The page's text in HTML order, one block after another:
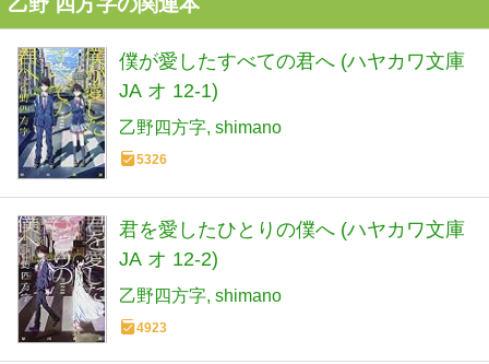
僕が愛したすべての君へ (ハヤカワ文庫
JA オ 12-1)
乙野四方字 shimano
5326
君を愛したひとりの僕へ (ハヤカワ文庫
JA オ 12-2)
乙野四方字 shimano
4923